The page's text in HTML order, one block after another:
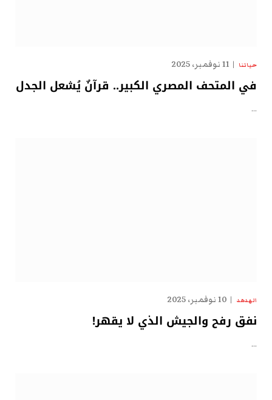
حياتنا 11 نوفمبر، 2025
في المتحف المصري الكبير.. قرآنٌ يُشعل الجدل
…
الهدهد 10 نوفمبر، 2025
نفق رفح والجيش الذي لا يقهر!
…